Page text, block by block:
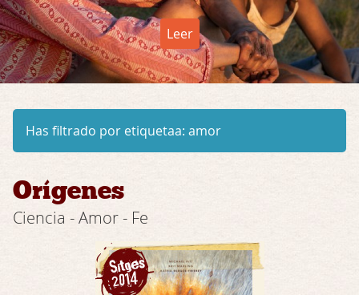
Leer
Has filtrado por etiquetaa: amor
Orígenes
Ciencia - Amor - Fe